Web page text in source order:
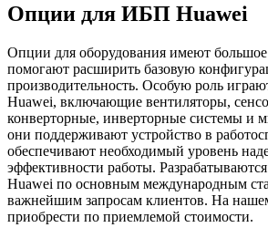
Опции для ИБП Huawei
Опции для оборудования имеют
помогают расширить базовую
производительность. Особую роль
Huawei, включающие вентиляторы,
конверторные, инверторные системы и
они поддерживают устройство в
обеспечивают необходимый уровень
эффективности работы.
Huawei по основным международным
важнейшим запросам клиентов. На
приобрести по приемлемой стоимости.